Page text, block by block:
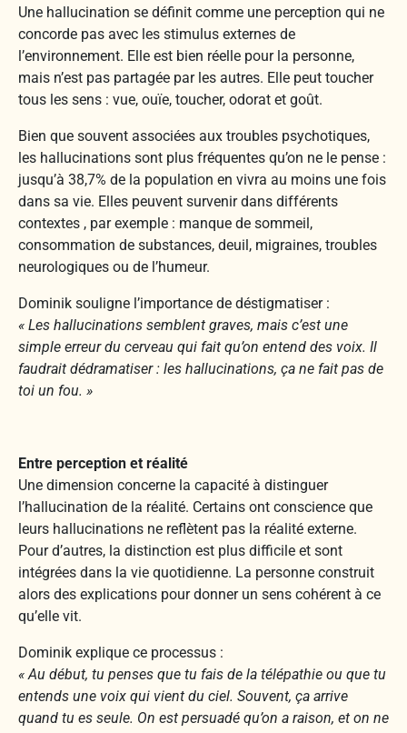
Une hallucination se définit comme une perception qui ne
concorde pas avec les stimulus externes de
l’environnement. Elle est bien réelle pour la personne,
mais n’est pas partagée par les autres. Elle peut toucher
tous les sens : vue, ouïe, toucher, odorat et goût.
Bien que souvent associées aux troubles psychotiques,
les hallucinations sont plus fréquentes qu’on ne le pense :
jusqu’à 38,7% de la population en vivra au moins une fois
dans sa vie. Elles peuvent survenir dans différents
contextes , par exemple : manque de sommeil,
consommation de substances, deuil, migraines, troubles
neurologiques ou de l’humeur.
Dominik souligne l’importance de déstigmatiser :
« Les hallucinations semblent graves, mais c’est une
simple erreur du cerveau qui fait qu’on entend des voix. Il
faudrait dédramatiser : les hallucinations, ça ne fait pas de
toi un fou. »
Entre perception et réalité
Une dimension concerne la capacité à distinguer
l’hallucination de la réalité. Certains ont conscience que
leurs hallucinations ne reflètent pas la réalité externe.
Pour d’autres, la distinction est plus difficile et sont
intégrées dans la vie quotidienne. La personne construit
alors des explications pour donner un sens cohérent à ce
qu’elle vit.
Dominik explique ce processus :
« Au début, tu penses que tu fais de la télépathie ou que tu
entends une voix qui vient du ciel. Souvent, ça arrive
quand tu es seule. On est persuadé qu’on a raison, et on ne